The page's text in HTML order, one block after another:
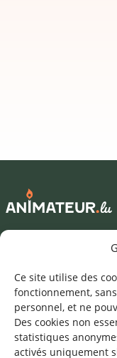
Ce site utilise des
fonctionnement,
personnel, et ne
Des cookies non
statistiques
activés uniquement
Mentions légales
Une offre du